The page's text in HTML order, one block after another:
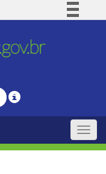
Comunica BR
Legislação
Toggle